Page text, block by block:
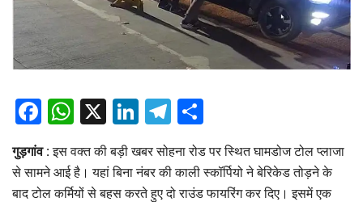
Facebook
WhatsApp
X LinkedIn
Telegram
गुड़गांव :इस वक्त की बड़ी खबर सोहना रोड पर स्थित घामडोज टोल प्लाजा
से सामने आई है। यहां बिना नंबर की काली स्कॉर्पियो ने बेरिकेड तोड़ने के
बाद टोल कर्मियों से बहस करते हुए दो राउंड फायरिंग कर दिए। इसमें एक